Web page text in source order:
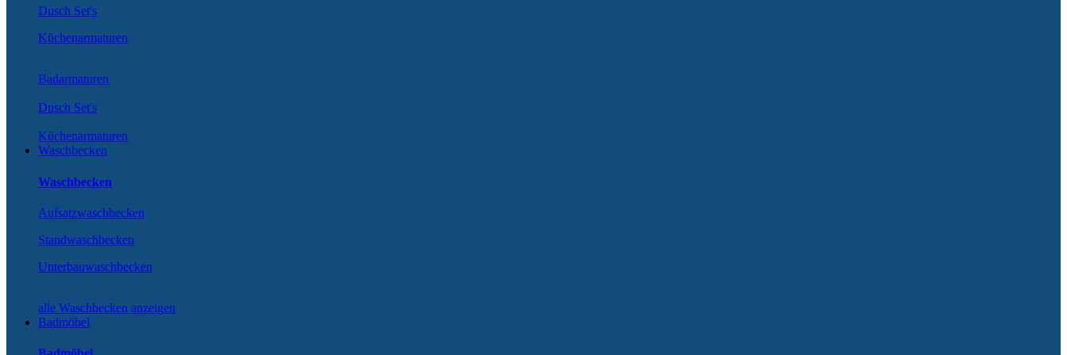
Dusch Set's
Küchenarmaturen
Badarmaturen
Dusch Set's
Küchenarmaturen
Waschbecken
Waschbecken
Aufsatzwaschbecken
Standwaschbecken
Unterbauwaschbecken
alle Waschbecken anzeigen
Badmöbel